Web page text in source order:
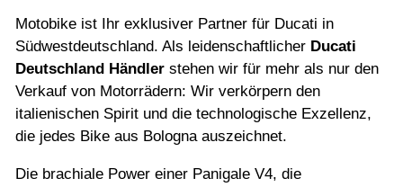
Motorrad mieten
Bekleidung
Service
Über uns
Blog
Motobike ist Ihr exklusiver Partner für Ducati in
Südwestdeutschland. Als leidenschaftlicher Ducati
Deutschland Händler stehen wir für mehr als nur den
Verkauf von Motorrädern: Wir verkörpern den
italienischen Spirit und die technologische Exzellenz,
die jedes Bike aus Bologna auszeichnet.
Die brachiale Power einer Panigale V4, die